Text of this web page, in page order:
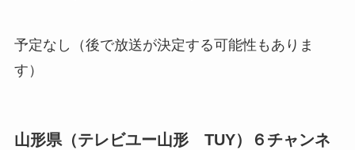
予定なし（後で放送が決定する可能性もありま
す）
山形県（テレビユー山形 TUY）６チャンネ